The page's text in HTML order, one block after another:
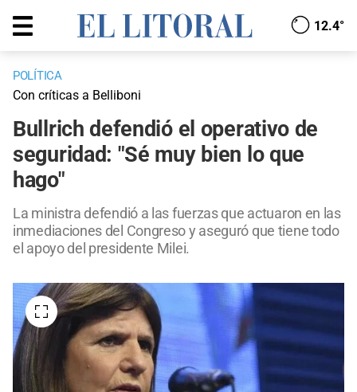
12.4°
POLÍTICA
Con críticas a Belliboni
Bullrich defendió el operativo de
seguridad: "Sé muy bien lo que
hago"
La ministra defendió a las fuerzas que actuaron en las
inmediaciones del Congreso y aseguró que tiene todo
el apoyo del presidente Milei.